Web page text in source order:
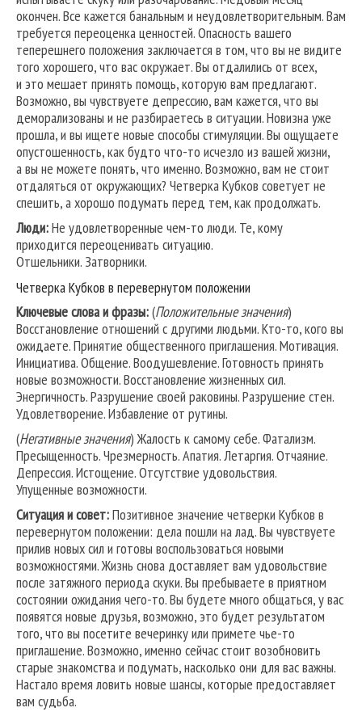
окончен. Все кажется банальным и неудовлетворительным. Вам
требуется переоценка ценностей. Опасность вашего
теперешнего положения заключается в том, что вы не видите
того хорошего, что вас окружает. Вы отдалились от всех,
и это мешает принять помощь, которую вам предлагают.
Возможно, вы чувствуете депрессию, вам кажется, что вы
деморализованы и не разбираетесь в ситуации. Новизна уже
прошла, и вы ищете новые способы стимуляции. Вы ощущаете
опустошенность, как будто что-то исчезло из вашей жизни,
а вы не можете понять, что именно. Возможно, вам не стоит
отдаляться от окружающих? Четверка Кубков советует не
спешить, а хорошо подумать перед тем, как продолжать.
Люди:Не удовлетворенные чем-то люди. Те, кому
приходится переоценивать ситуацию.
Отшельники. Затворники.
Четверка Кубков в перевернутом положении
Ключевые слова и фразы:(Положительные значения)
Восстановление отношений с другими людьми. Кто-то, кого вы
ожидаете. Принятие общественного приглашения. Мотивация.
Инициатива. Общение. Воодушевление. Готовность принять
новые возможности. Восстановление жизненных сил.
Энергичность. Разрушение своей раковины. Разрушение стен.
Удовлетворение. Избавление от рутины.
(Негативные значения) Жалость к самому себе. Фатализм.
Пресыщенность. Чрезмерность. Апатия. Летаргия. Отчаяние.
Депрессия. Истощение. Отсутствие удовольствия.
Упущенные возможности.
Ситуация и совет:Позитивное значение четверки Кубков в
перевернутом положении: дела пошли на лад. Вы чувствуете
прилив новых сил и готовы воспользоваться новыми
возможностями. Жизнь снова доставляет вам удовольствие
после затяжного периода скуки. Вы пребываете в приятном
состоянии ожидания чего-то. Вы будете много общаться, у вас
появятся новые друзья, возможно, это будет результатом
того, что вы посетите вечеринку или примете чье-то
приглашение. Возможно, именно сейчас стоит возобновить
старые знакомства и подумать, насколько они для вас важны.
Настало время ловить новые шансы, которые предоставляет
вам судьба.